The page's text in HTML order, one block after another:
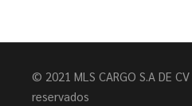
© 2021 MLS CARGO S.A DE CV
reservados